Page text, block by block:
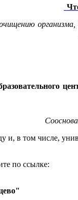
и, в том числе,
по ссылке: